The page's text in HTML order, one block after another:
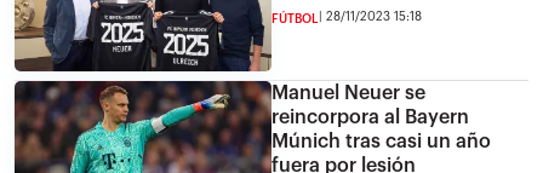
FÚTBOL 28/11/2023 15:18
Manuel Neuer se
reincorpora al Bayern
Múnich tras casi un año
fuera por lesión